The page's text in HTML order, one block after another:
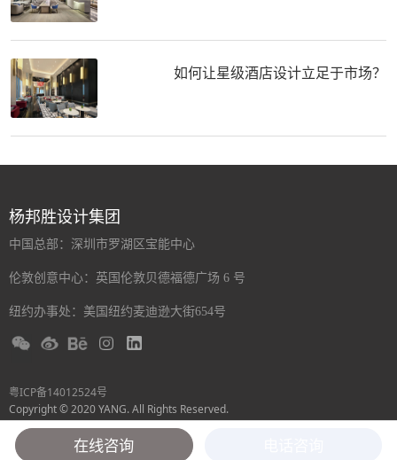
如何让星级酒店设计立足于市场？
杨邦胜设计集团
中国总部：深圳市罗湖区宝能中心
伦敦创意中心：英国伦敦贝德福德广场 6 号
纽约办事处：美国纽约麦迪逊大街654号
粤ICP备14012524号
Copyright © 2020 YANG. All Rights Reserved.
在线咨询